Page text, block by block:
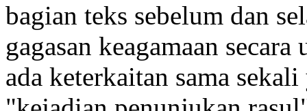
bagian teks sebelum dan
gagasan keagamaan
ada keterkaitan sama